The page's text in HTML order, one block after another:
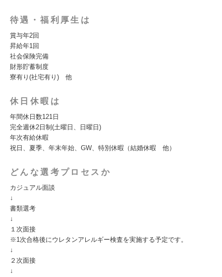
待遇・福利厚生は
賞与年2回
昇給年1回
社会保険完備
財形貯蓄制度
寮有り(社宅有り) 他
休日休暇は
年間休日数121日
完全週休2日制(土曜日、日曜日)
年次有給休暇
祝日、夏季、年末年始、GW、特別休暇（結婚休暇 他）
どんな選考プロセスか
カジュアル面談
↓
書類選考
↓
１次面接
※1次合格後にウレタンアレルギー検査を実施する予定です。
↓
２次面接
↓